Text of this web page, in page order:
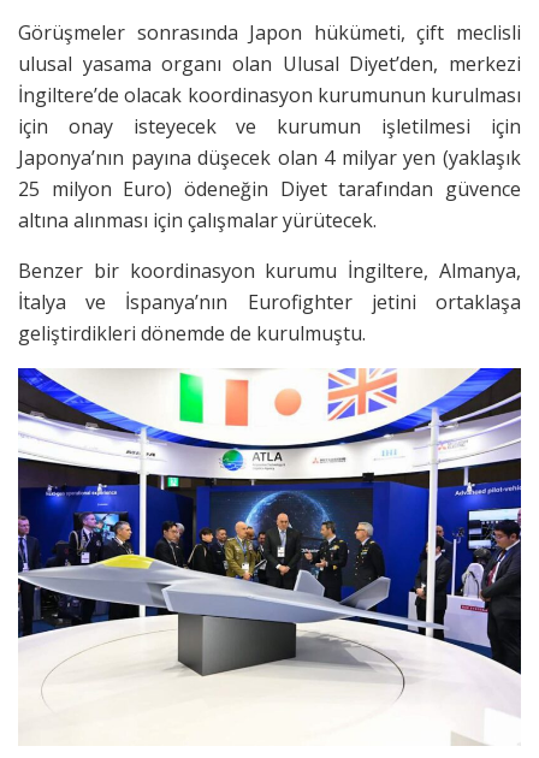
Görüşmeler sonrasında Japon hükümeti, çift meclisli
ulusal yasama organı olan Ulusal Diyet’den, merkezi
İngiltere’de olacak koordinasyon kurumunun kurulması
için onay isteyecek ve kurumun işletilmesi için
Japonya’nın payına düşecek olan 4 milyar yen (yaklaşık
25 milyon Euro) ödeneğin Diyet tarafından güvence
altına alınması için çalışmalar yürütecek.
Benzer bir koordinasyon kurumu İngiltere, Almanya,
İtalya ve İspanya’nın Eurofighter jetini ortaklaşa
geliştirdikleri dönemde de kurulmuştu.